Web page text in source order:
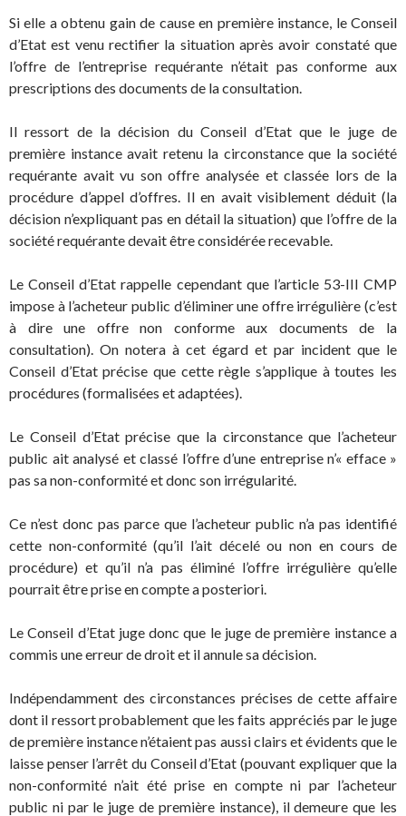
Si elle a obtenu gain de cause en première instance, le Conseil
d’Etat est venu rectifier la situation après avoir constaté que
l’offre de l’entreprise requérante n’était pas conforme aux
prescriptions des documents de la consultation.
Il ressort de la décision du Conseil d’Etat que le juge de
première instance avait retenu la circonstance que la société
requérante avait vu son offre analysée et classée lors de la
procédure d’appel d’offres. Il en avait visiblement déduit (la
décision n’expliquant pas en détail la situation) que l’offre de la
société requérante devait être considérée recevable.
Le Conseil d’Etat rappelle cependant que l’article 53-III CMP
impose à l’acheteur public d’éliminer une offre irrégulière (c’est
à dire une offre non conforme aux documents de la
consultation). On notera à cet égard et par incident que le
Conseil d’Etat précise que cette règle s’applique à toutes les
procédures (formalisées et adaptées).
Le Conseil d’Etat précise que la circonstance que l’acheteur
public ait analysé et classé l’offre d’une entreprise n’« efface »
pas sa non-conformité et donc son irrégularité.
Ce n’est donc pas parce que l’acheteur public n’a pas identifié
cette non-conformité (qu’il l’ait décelé ou non en cours de
procédure) et qu’il n’a pas éliminé l’offre irrégulière qu’elle
pourrait être prise en compte a posteriori.
Le Conseil d’Etat juge donc que le juge de première instance a
commis une erreur de droit et il annule sa décision.
Indépendamment des circonstances précises de cette affaire
dont il ressort probablement que les faits appréciés par le juge
de première instance n’étaient pas aussi clairs et évidents que le
laisse penser l’arrêt du Conseil d’Etat (pouvant expliquer que la
non-conformité n’ait été prise en compte ni par l’acheteur
public ni par le juge de première instance), il demeure que les